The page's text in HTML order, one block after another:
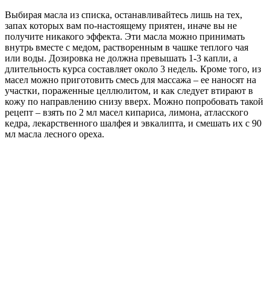
Выбирая масла из списка, останавливайтесь лишь на тех,
запах которых вам по-настоящему приятен, иначе вы не
получите никакого эффекта. Эти масла можно принимать
внутрь вместе с медом, растворенным в чашке теплого чая
или воды. Дозировка не должна превышать 1-3 капли, а
длительность курса составляет около 3 недель. Кроме того, из
масел можно приготовить смесь для массажа – ее наносят на
участки, пораженные целлюлитом, и как следует втирают в
кожу по направлению снизу вверх. Можно попробовать такой
рецепт – взять по 2 мл масел кипариса, лимона, атласского
кедра, лекарственного шалфея и эвкалипта, и смешать их с 90
мл масла лесного ореха.